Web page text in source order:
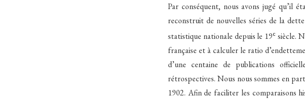
Par conséquent, nous avons jugé qu’il
reconstruit de nouvelles séries de la
statistique nationale depuis le 19e siècle.
française et à calculer le ratio
d’une centaine de publications
rétrospectives. Nous nous sommes en
1902. Afin de faciliter les comparaisons